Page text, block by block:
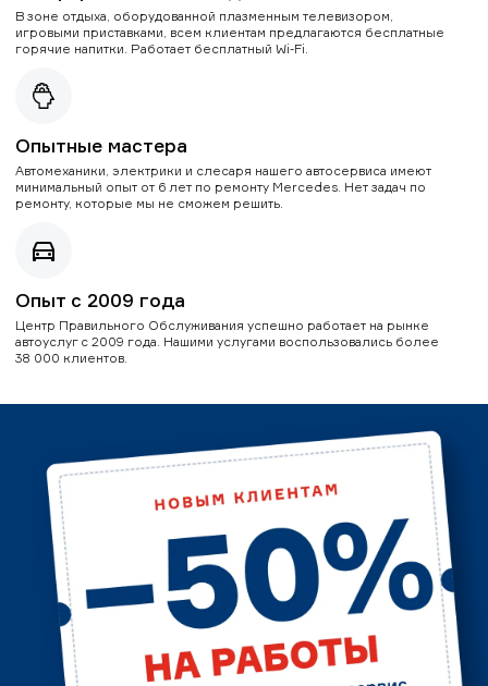
В зоне отдыха, оборудованной плазменным телевизором,
игровыми приставками, всем клиентам предлагаются бесплатные
горячие напитки. Работает бесплатный Wi-Fi.
Опытные мастера
Автомеханики, электрики и слесаря нашего автосервиса имеют
минимальный опыт от 6 лет по ремонту Mercedes. Нет задач по
ремонту, которые мы не сможем решить.
Опыт с 2009 года
Центр Правильного Обслуживания успешно работает на рынке
автоуслуг с 2009 года. Нашими услугами воспользовались более
38 000 клиентов.